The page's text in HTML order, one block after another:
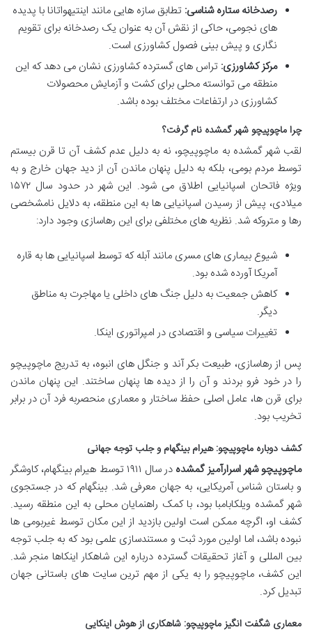
رصدخانه ستاره شناسی: تطابق سازه هایی مانند اینتیهواتانا با پدیده
های نجومی، حاکی از نقش آن به عنوان یک رصدخانه برای تقویم
نگاری و پیش بینی فصول کشاورزی است.
مرکز کشاورزی: تراس های گسترده کشاورزی نشان می دهد که این
منطقه می توانسته محلی برای کشت و آزمایش محصولات
کشاورزی در ارتفاعات مختلف بوده باشد.
چرا ماچوپیچو شهر گمشده نام گرفت؟
لقب شهر گمشده به ماچوپیچو، نه به دلیل عدم کشف آن تا قرن بیستم
توسط مردم بومی، بلکه به دلیل پنهان ماندن آن از دید جهان خارج و به
ویژه فاتحان اسپانیایی اطلاق می شود. این شهر در حدود سال ۱۵۷۲
میلادی، پیش از رسیدن اسپانیایی ها به این منطقه، به دلایل نامشخصی
رها و متروکه شد. نظریه های مختلفی برای این رهاسازی وجود دارد:
شیوع بیماری های مسری مانند آبله که توسط اسپانیایی ها به قاره
آمریکا آورده شده بود.
کاهش جمعیت به دلیل جنگ های داخلی یا مهاجرت به مناطق
دیگر.
تغییرات سیاسی و اقتصادی در امپراتوری اینکا.
پس از رهاسازی، طبیعت بکر آند و جنگل های انبوه، به تدریج ماچوپیچو
را در خود فرو بردند و آن را از دیده ها پنهان ساختند. این پنهان ماندن
برای قرن ها، عامل اصلی حفظ ساختار و معماری منحصربه فرد آن در برابر
تخریب بود.
کشف دوباره ماچوپیچو: هیرام بینگهام و جلب توجه جهانی
ماچوپیچو شهر اسرارآمیز گمشده
در سال ۱۹۱۱ توسط هیرام بینگهام، کاوشگر
و باستان شناس آمریکایی، به جهان معرفی شد. بینگهام که در جستجوی
شهر گمشده ویلکابامبا بود، با کمک راهنمایان محلی به این منطقه رسید.
کشف او، اگرچه ممکن است اولین بازدید از این مکان توسط غیربومی ها
نبوده باشد، اما اولین مورد ثبت و مستندسازی علمی بود که به جلب توجه
بین المللی و آغاز تحقیقات گسترده درباره این شاهکار اینکاها منجر شد.
این کشف، ماچوپیچو را به یکی از مهم ترین سایت های باستانی جهان
تبدیل کرد.
معماری شگفت انگیز ماچوپیچو: شاهکاری از هوش اینکایی